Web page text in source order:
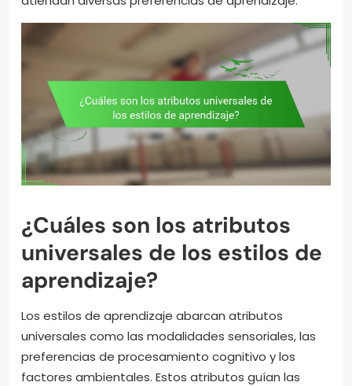
¿Cuáles son los atributos
universales de los estilos de
aprendizaje?
Los estilos de aprendizaje abarcan atributos
universales como las modalidades sensoriales, las
preferencias de procesamiento cognitivo y los
factores ambientales. Estos atributos guían las